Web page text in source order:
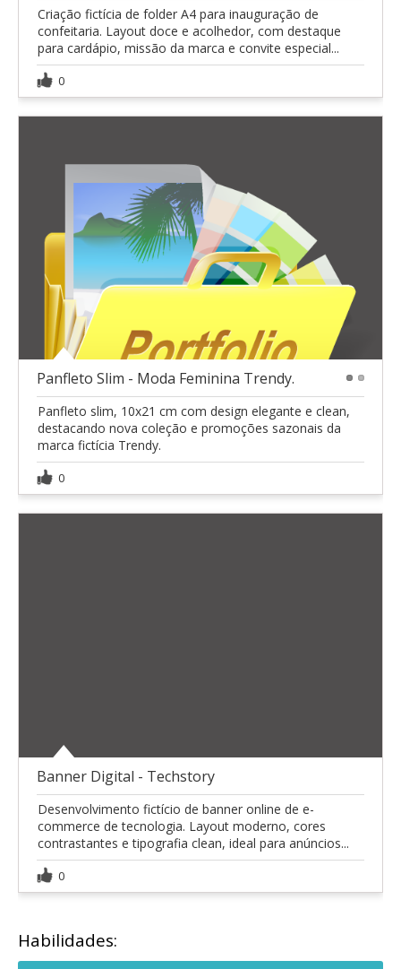
Criação fictícia de folder A4 para inauguração de
confeitaria. Layout doce e acolhedor, com destaque
para cardápio, missão da marca e convite especial...
0
Panfleto Slim - Moda Feminina Trendy.
Panfleto slim, 10x21 cm com design elegante e clean,
destacando nova coleção e promoções sazonais da
marca fictícia Trendy.
0
Banner Digital - Techstory
Desenvolvimento fictício de banner online de e-
commerce de tecnologia. Layout moderno, cores
contrastantes e tipografia clean, ideal para anúncios...
0
Habilidades: